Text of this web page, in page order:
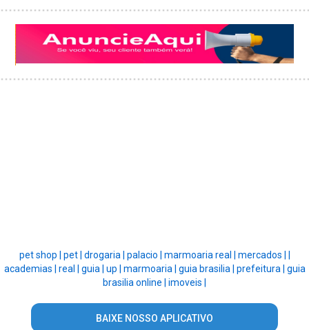
pet shop | pet | drogaria | palacio | marmoaria real | mercados |
academias | real | guia | up | marmoaria | guia brasilia | prefeitura | guia
brasilia online | imoveis |
BAIXE NOSSO APLICATIVO